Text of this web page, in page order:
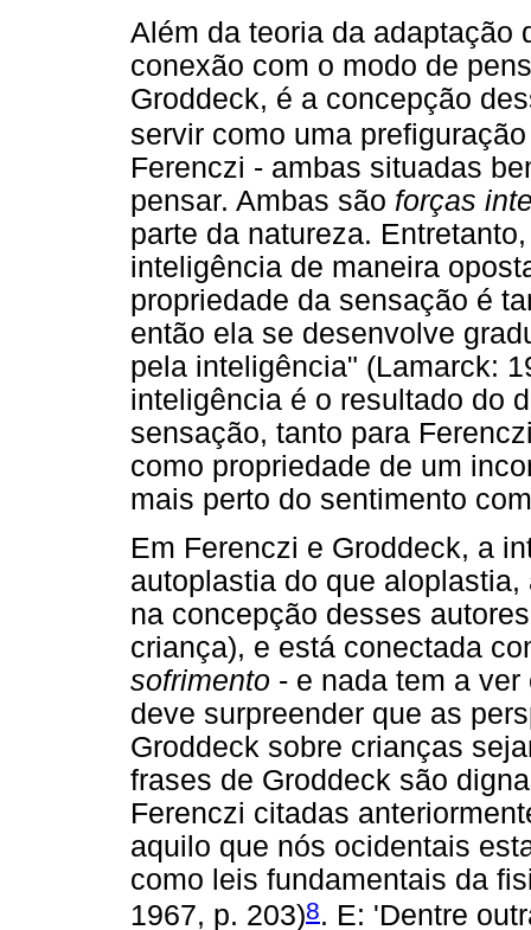
Além da teoria da adaptação
conexão com o modo de
Groddeck, é a concepção
servir como uma
Ferenczi - ambas situadas
pensar. Ambas são forças
parte da natureza.
inteligência de maneira
propriedade da sensação é
então ela se desenvolve
pela inteligência" (Lamarck:
inteligência é o resultado do
sensação, tanto para
como propriedade de um
mais perto do sentimento
Em Ferenczi e Groddeck, a
autoplastia do que
na concepção desses
criança), e está conectada
sofrimento - e nada tem a
deve surpreender que as
Groddeck sobre crianças
frases de Groddeck são
Ferenczi citadas
aquilo que nós ocidentais
como leis fundamentais da
1967, p. 203)8. E: 'Dentre